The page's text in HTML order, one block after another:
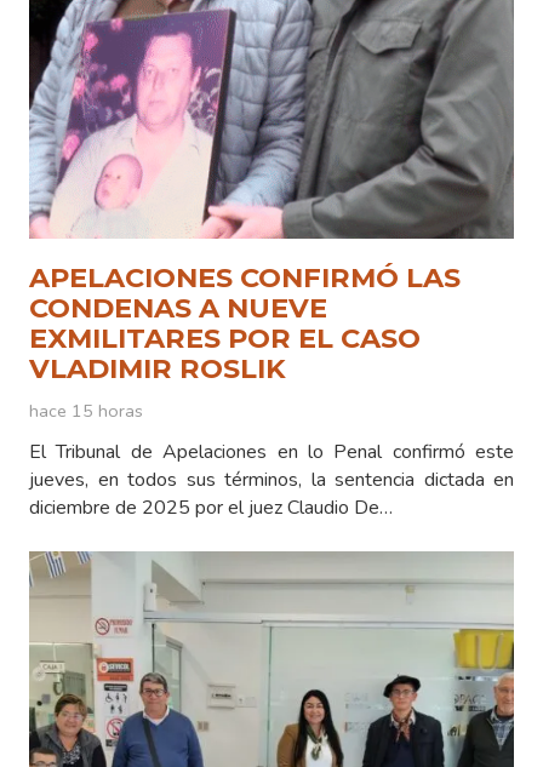
APELACIONES CONFIRMÓ LAS
CONDENAS A NUEVE
EXMILITARES POR EL CASO
VLADIMIR ROSLIK
hace 15 horas
El Tribunal de Apelaciones en lo Penal confirmó este
jueves, en todos sus términos, la sentencia dictada en
diciembre de 2025 por el juez Claudio De…